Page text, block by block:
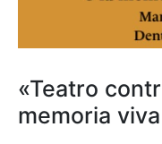
«Teatro
memoria